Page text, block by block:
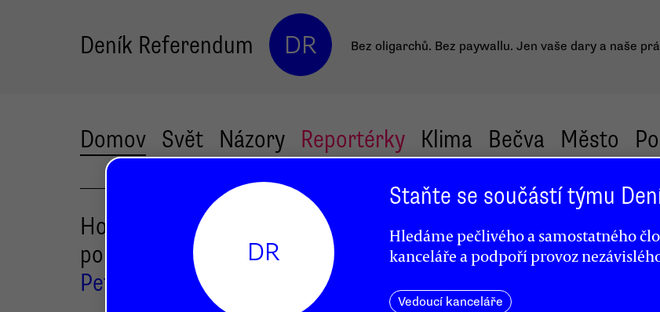
Deník Referendum DR Bez oligarchů. Bez paywallu. Jen vaše dary a naše
Domov Svět Názory Reportérky Klima Bečva Město
Houellebecqovo Podvolení
po česku?
Petr Kubala
Jan Váňa
DR
Staňte se součástí týmu
Hledáme pečlivého a samostatného
kanceláře a podpoří provoz
Vedoucí kanceláře